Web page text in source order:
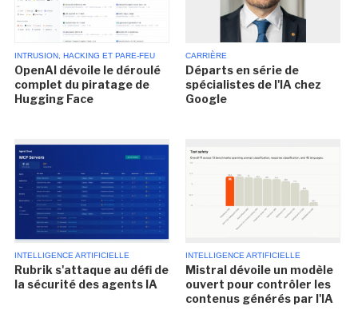
INTRUSION, HACKING ET PARE-FEU
OpenAI dévoile le déroulé
complet du piratage de
Hugging Face
CARRIÈRE
Départs en série de
spécialistes de l'IA chez
Google
INTELLIGENCE ARTIFICIELLE
Rubrik s'attaque au défi de
la sécurité des agents IA
INTELLIGENCE ARTIFICIELLE
Mistral dévoile un modèle
ouvert pour contrôler les
contenus générés par l'IA